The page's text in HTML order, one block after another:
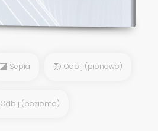
Sepia Odbij (pionowo)
Odbij (poziomo)